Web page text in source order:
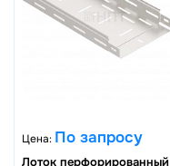
Цена: По запросу
Лоток перфорированный